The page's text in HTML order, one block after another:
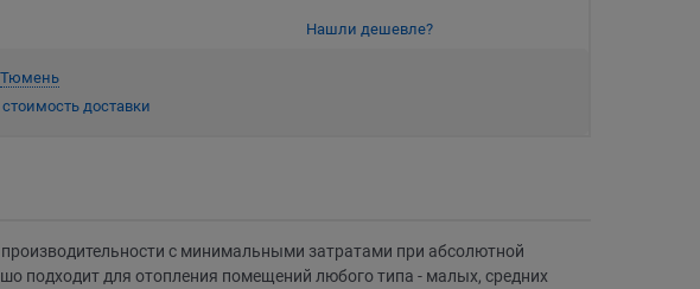
Нашли дешевле?
Тюмень
доставки
с минимальными затратами при абсолютной
подходит для отопления помещений любого типа - малых, средних